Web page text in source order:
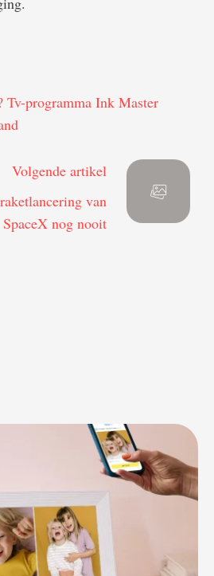
Tv-programma Ink Master
Volgende artikel
van
SpaceX nog nooit